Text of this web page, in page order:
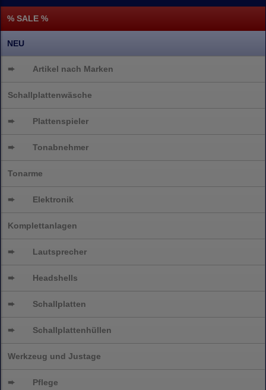
% SALE %
NEU
➨ Artikel nach Marken
Schallplattenwäsche
➨ Plattenspieler
➨ Tonabnehmer
Tonarme
➨ Elektronik
Komplettanlagen
➨ Lautsprecher
➨ Headshells
➨ Schallplatten
➨ Schallplattenhüllen
Werkzeug und Justage
➨ Pflege